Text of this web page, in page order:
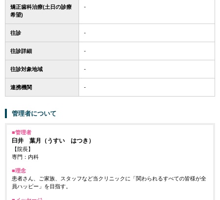
矯正歯科治療(土日の診療
希望)
-
往診 -
往診詳細 -
往診対象地域 -
連携機関 -
管理者について
■管理者
臼井 葉月 （うすい はつき）
【院長】
専門：内科
■理念
患者さん、ご家族、スタッフなど当クリニックに「関わられるすべての皆様が全
員ハッピー」を目指す。